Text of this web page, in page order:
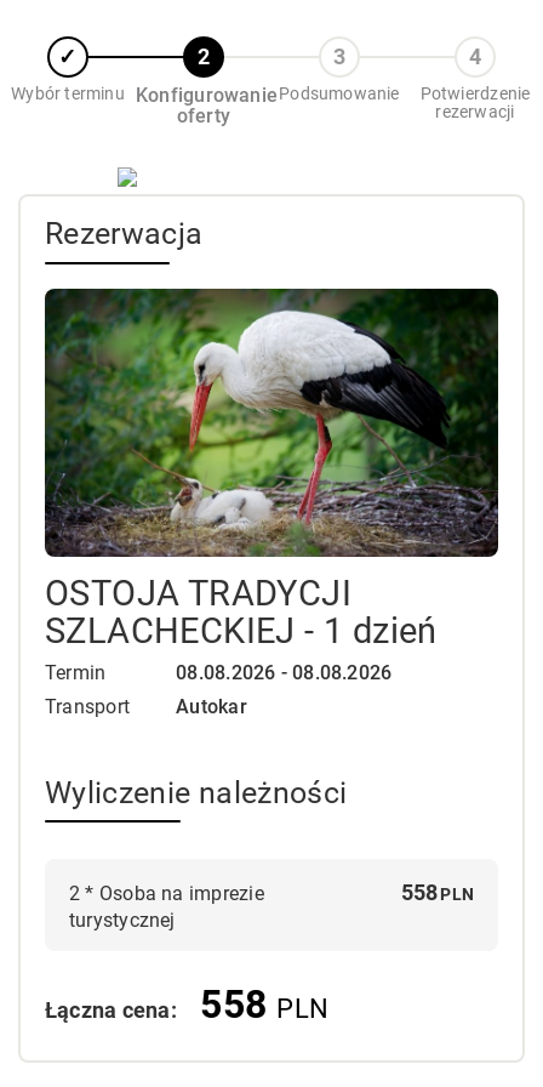
Wybór terminu
Konfigurowanie
oferty
Podsumowanie
Potwierdzenie
rezerwacji
Rezerwacja
OSTOJA TRADYCJI
SZLACHECKIEJ - 1 dzień
Termin
08.08.2026 - 08.08.2026
Transport
Autokar
Wyliczenie należności
2 * Osoba na imprezie
turystycznej
558PLN
Łączna cena: 558 PLN